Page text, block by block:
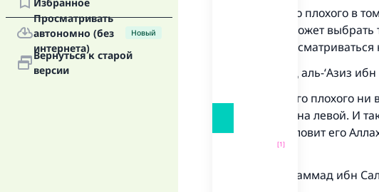
Просматривать
автономно (без
интернета)
Новый
Вернуться к старой
версии
Нет ничего плохого в
Человек может
может
Шейх ‘Абд аль-‘Азиз
«Нет ничего плохого
носить их на левой. И
да благословит его
[1]
Шейх Мухаммад ибн
Ответ